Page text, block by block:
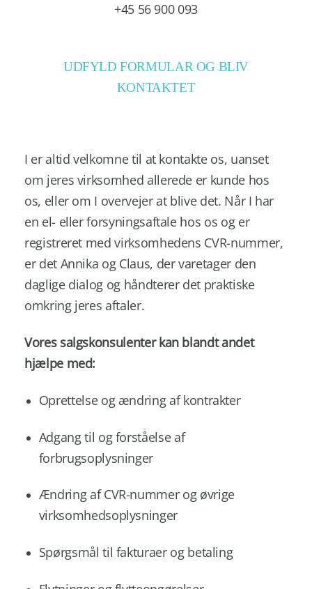
+45 56 900 093
UDFYLD FORMULAR OG BLIV
KONTAKTET
I er altid velkomne til at kontakte os, uanset
om jeres virksomhed allerede er kunde hos
os, eller om I overvejer at blive det. Når I har
en el- eller forsyningsaftale hos os og er
registreret med virksomhedens CVR-nummer,
er det Annika og Claus, der varetager den
daglige dialog og håndterer det praktiske
omkring jeres aftaler.
Vores salgskonsulenter kan blandt andet
hjælpe med:
Oprettelse og ændring af kontrakter
Adgang til og forståelse af
forbrugsoplysninger
Ændring af CVR-nummer og øvrige
virksomhedsoplysninger
Spørgsmål til fakturaer og betaling